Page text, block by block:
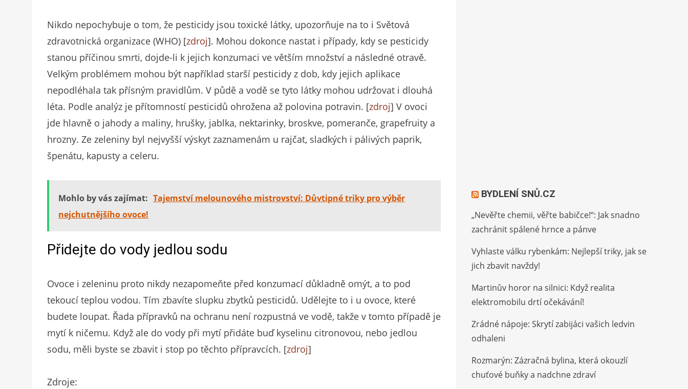
Nikdo nepochybuje o tom, že pesticidy jsou toxické látky, upozorňuje na to i Světová
zdravotnická organizace (WHO) [zdroj]. Mohou dokonce nastat i případy, kdy se pesticidy
stanou příčinou smrti, dojde-li k jejich konzumaci ve větším množství a následné otravě.
Velkým problémem mohou být například starší pesticidy z dob, kdy jejich aplikace
nepodléhala tak přísným pravidlům. V půdě a vodě se tyto látky mohou udržovat i dlouhá
léta. Podle analýz je přítomností pesticidů ohrožena až polovina potravin. [zdroj] V ovoci
jde hlavně o jahody a maliny, hrušky, jablka, nektarinky, broskve, pomeranče, grapefruity a
hrozny. Ze zeleniny byl nejvyšší výskyt zaznamenám u rajčat, sladkých i pálivých paprik,
špenátu, kapusty a celeru.
Mohlo by vás zajímat: Tajemství melounového mistrovství: Důvtipné triky pro výběr
nejchutnějšího ovoce!
Přidejte do vody jedlou sodu
Ovoce i zeleninu proto nikdy nezapomeňte před konzumací důkladně omýt, a to pod
tekoucí teplou vodou. Tím zbavíte slupku zbytků pesticidů. Udělejte to i u ovoce, které
budete loupat. Řada přípravků na ochranu není rozpustná ve vodě, takže v tomto případě je
mytí k ničemu. Když ale do vody při mytí přidáte buď kyselinu citronovou, nebo jedlou
sodu, měli byste se zbavit i stop po těchto přípravcích. [zdroj]
Zdroje:
BYDLENÍ SNŮ.CZ
„Nevěřte chemii, věřte babičce!“: Jak snadno
zachránit spálené hrnce a pánve
Vyhlaste válku rybenkám: Nejlepší triky, jak se
jich zbavit navždy!
Martinův horor na silnici: Když realita
elektromobilu drtí očekávání!
Zrádné nápoje: Skrytí zabijáci vašich ledvin
odhaleni
Rozmarýn: Zázračná bylina, která okouzlí
chuťové buňky a nadchne zdraví